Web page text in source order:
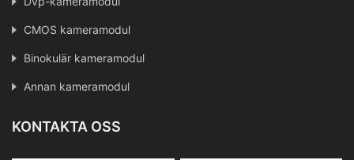
CMOS kameramodul
Binokulär kameramodul
Annan kameramodul
KONTAKTA OSS